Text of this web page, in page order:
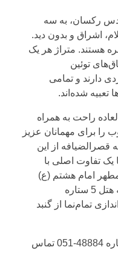
رکسان، به سه
اشراق و بدون دید.
هستند. متراژ هر یک
است. اتاق‌های توئین
دارند و تمامی
تعبیه شده‌اند.
راحت به همراه
برای مهمانان عزیز
قصرالضیافه از این
یک تفاوت اصلی با
مطهر امام هشتم (ع)
است. با اقامت در اتاق‌های دو تخته هتل 5 ستاره
تمام‌نما از گنبد
48884-051
تماس